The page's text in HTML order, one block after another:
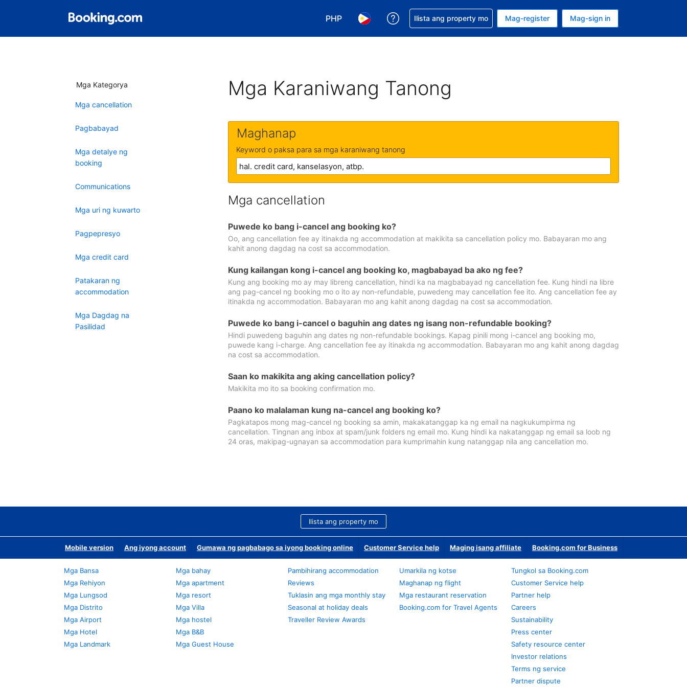
PHP
Pumili ng currency mo. PHP ang currency mo ngayon
Pumili ng wika mo. Filipino ang wika mo ngayon
Makakuha ng tulong sa reservation mo
Ilista ang property mo Mag-register Mag-sign in
Mga Kategorya
Mga cancellation
Pagbabayad
Mga detalye ng
booking
Communications
Mga uri ng kuwarto
Pagpepresyo
Mga credit card
Patakaran ng
accommodation
Mga Dagdag na
Pasilidad
Mga Karaniwang Tanong
Maghanap
Keyword o paksa para sa mga karaniwang tanong
Mga cancellation
Puwede ko bang i-cancel ang booking ko?
Oo, ang cancellation fee ay itinakda ng accommodation at makikita sa cancellation policy mo. Babayaran mo ang
kahit anong dagdag na cost sa accommodation.
Kung kailangan kong i-cancel ang booking ko, magbabayad ba ako ng fee?
Kung ang booking mo ay may libreng cancellation, hindi ka na magbabayad ng cancellation fee. Kung hindi na libre
ang pag-cancel ng booking mo o ito ay non-refundable, puwedeng may cancellation fee ito. Ang cancellation fee ay
itinakda ng accommodation. Babayaran mo ang kahit anong dagdag na cost sa accommodation.
Puwede ko bang i-cancel o baguhin ang dates ng isang non-refundable booking?
Hindi puwedeng baguhin ang dates ng non-refundable bookings. Kapag pinili mong i-cancel ang booking mo,
puwede kang i-charge. Ang cancellation fee ay itinakda ng accommodation. Babayaran mo ang kahit anong dagdag
na cost sa accommodation.
Saan ko makikita ang aking cancellation policy?
Makikita mo ito sa booking confirmation mo.
Paano ko malalaman kung na-cancel ang booking ko?
Pagkatapos mong mag-cancel ng booking sa amin, makakatanggap ka ng email na nagkukumpirma ng
cancellation. Tingnan ang inbox at spam/junk folders ng email mo. Kung hindi ka nakatanggap ng email sa loob ng
24 oras, makipag-ugnayan sa accommodation para kumprimahin kung natanggap nila ang cancellation mo.
Ilista ang property mo
Mobile version Ang iyong account Gumawa ng pagbabago sa iyong booking online Customer Service help Maging isang affiliate Booking.com for Business
Mga Bansa
Mga Rehiyon
Mga Lungsod
Mga Distrito
Mga Airport
Mga Hotel
Mga Landmark
Mga bahay
Mga apartment
Mga resort
Mga Villa
Mga hostel
Mga B&B
Mga Guest House
Pambihirang accommodation
Reviews
Tuklasin ang mga monthly stay
Seasonal at holiday deals
Traveller Review Awards
Umarkila ng kotse
Maghanap ng flight
Mga restaurant reservation
Booking.com for Travel Agents
Tungkol sa Booking.com
Customer Service help
Partner help
Careers
Sustainability
Press center
Safety resource center
Investor relations
Terms ng service
Partner dispute